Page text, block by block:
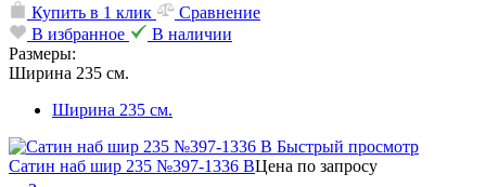
Купить в 1 клик
Сравнение
В избранное
В наличии
Размеры:
Ширина 235 см.
Ширина 235 см.
Быстрый просмотр
Сатин наб шир 235 №397-1336 ВЦена по запросу